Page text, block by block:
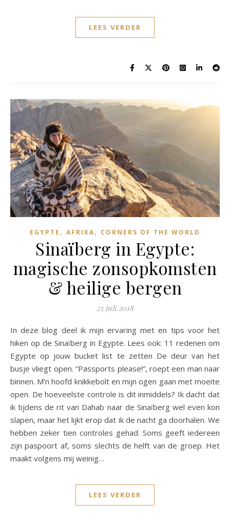
LEES VERDER
EGYPTE , AFRIKA, CORNERS OF THE WORLD
Sinaïberg in Egypte:
magische zonsopkomsten
& heilige bergen
25 juli 2018
In deze blog deel ik mijn ervaring met en tips voor het
hiken op de Sinaïberg in Egypte. Lees ook: 11 redenen om
Egypte op jouw bucket list te zetten De deur van het
busje vliegt open. “Passports please!”, roept een man naar
binnen. M’n hoofd knikkebolt en mijn ogen gaan met moeite
open. De hoeveelste controle is dit inmiddels? Ik dacht dat
ik tijdens de rit van Dahab naar de Sinaïberg wel even kon
slapen, maar het lijkt erop dat ik de nacht ga doorhalen. We
hebben zeker tien controles gehad. Soms geeft iedereen
zijn paspoort af, soms slechts de helft van de groep. Het
maakt volgens mij weinig…
LEES VERDER